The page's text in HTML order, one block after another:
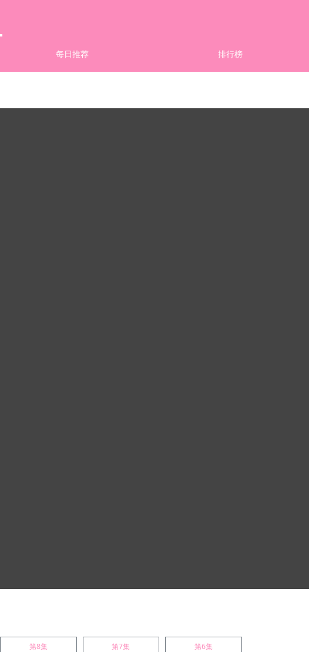
每日推荐 排行榜
第8集 第7集 第6集